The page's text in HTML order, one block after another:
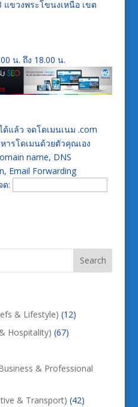
แขวงพระโขนงเหนือ เขต
น. ถึง 18.00 น.
แล้ว จดโดเมนเนม .com
ารโดเมนด้วยตัวคุณเอง
name, DNS
Email Forwarding
ด:
& Lifestyle) (12)
Hospitality) (67)
& Professional
& Transport) (42)